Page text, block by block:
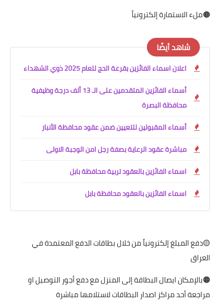
🟤ملء الاستمارة إلكترونياً
شاهد أيضًا
اعلان اسماء الفائزين بقرعة الحج للعام 2025 ذوي الشهداء
أسماء الفائزين المتقدمين على الـ 13 ألف درجة وظيفية
محافظة البصرة
أسماء المقبولين للتعيين ضمن عقود محافظة الأنبار
مباشرة عقود الرعاية بصفة رجل امن الوجبة الاولى
اسماء الفائزين بالعقود تربية محافظة بابل
اسماء الفائزين بالعقود محافظة بابل
🟡دفع المبلغ إلكترونياً من خلال بطاقات الدفع المعتمدة في
العراق
🟠بالإمكان ايصال البطاقة إلى المنزل مع دفع أجور التوصيل او
مراجعة أحد مراكز اصدار البطاقات لاستلامها مباشرة